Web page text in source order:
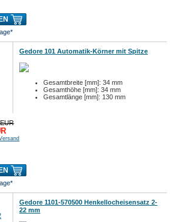
Gedore 101 Automatik-Körner mit Spitze
Gesamtbreite [mm]: 34 mm
Gesamthöhe [mm]: 34 mm
Gesamtlänge [mm]: 130 mm
Gedore 1101-570500 Henkellocheisensatz 2-
22 mm